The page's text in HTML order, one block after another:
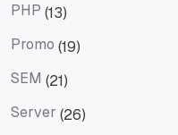
PHP (13)
Promo (19)
SEM (21)
Server (26)